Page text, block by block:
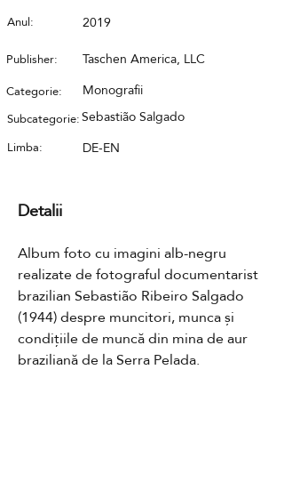
Anul:
2019
Publisher: Taschen America, LLC
Categorie: Monografii
Subcategorie:Sebastião Salgado
Limba: DE-EN
Detalii
Album foto cu imagini alb-negru
realizate de fotograful documentarist
brazilian Sebastião Ribeiro Salgado
(1944) despre muncitori, munca și
condițiile de muncă din mina de aur
braziliană de la Serra Pelada.